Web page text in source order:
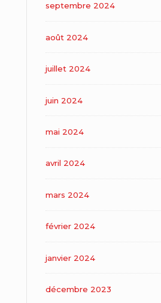
septembre 2024
août 2024
juillet 2024
juin 2024
mai 2024
avril 2024
mars 2024
février 2024
janvier 2024
décembre 2023